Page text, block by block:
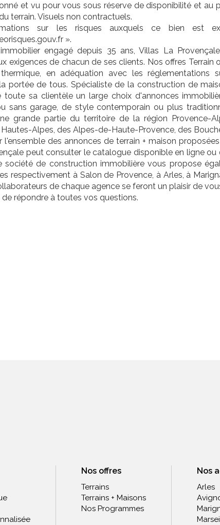
et vu pour vous sous réserve de disponibilité et au
terrain. Visuels non contractuels.
sur les risques auxquels ce bien est
».
engagé depuis 35 ans, Villas La
exigences de chacun de ses clients. Nos offres Terrain
en adéquation avec les réglementations
portée de tous. Spécialiste de la construction de
toute sa clientèle un large choix d'annonces
sans garage, de style contemporain ou plus
grande partie du territoire de la région Provence-
Alpes, des Alpes-de-Haute-Provence, des
l'ensemble des annonces de terrain + maison
peut consulter le catalogue disponible en ligne
société de construction immobilière vous propose
respectivement à Salon de Provence, à Arles, à
de chaque agence se feront un plaisir de
répondre à toutes vos questions.
Nos offres
Terrains
Terrains + Maisons
Nos Programmes
Nos
Arles